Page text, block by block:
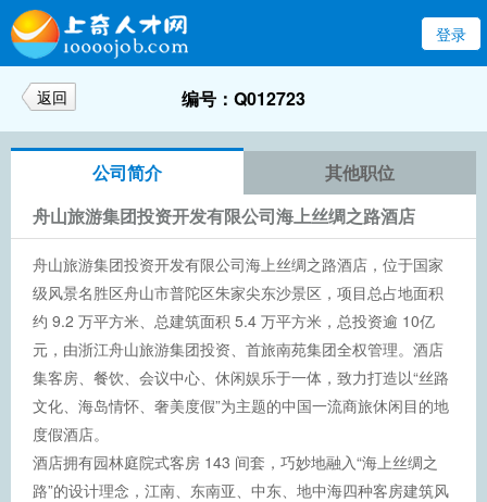
登录
返回 编号：Q012723
公司简介
其他职位
舟山旅游集团投资开发有限公司海上丝绸之路酒店
舟山旅游集团投资开发有限公司海上丝绸之路酒店，位于国家
级风景名胜区舟山市普陀区朱家尖东沙景区，项目总占地面积
约 9.2 万平方米、总建筑面积 5.4 万平方米，总投资逾 10亿
元，由浙江舟山旅游集团投资、首旅南苑集团全权管理。酒店
集客房、餐饮、会议中心、休闲娱乐于一体，致力打造以“丝路
文化、海岛情怀、奢美度假”为主题的中国一流商旅休闲目的地
度假酒店。
酒店拥有园林庭院式客房 143 间套，巧妙地融入“海上丝绸之
路”的设计理念，江南、东南亚、中东、地中海四种客房建筑风